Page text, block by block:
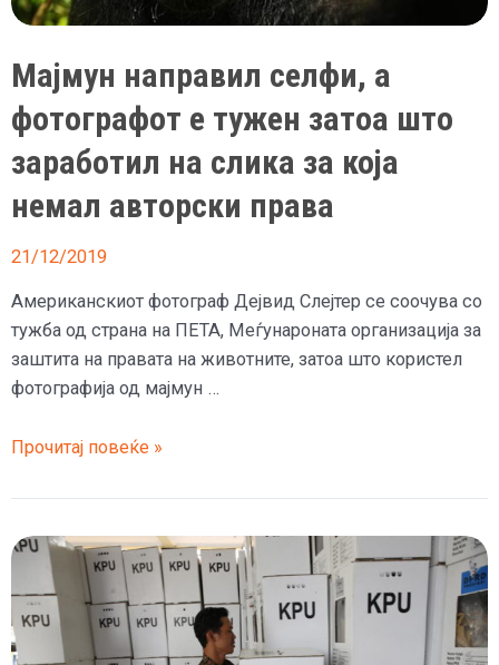
Мајмун направил селфи, а
фотографот е тужен затоа што
заработил на слика за која
немал авторски права
21/12/2019
Американскиот фотограф Дејвид Слејтер се соочува со
тужба од страна на ПЕТА, Меѓунароната организација за
заштита на правата на животните, затоа што користел
фотографија од мајмун …
Мајмун
селфи,
фотографот
е
тужен
затоа
Прочитај повеќе »